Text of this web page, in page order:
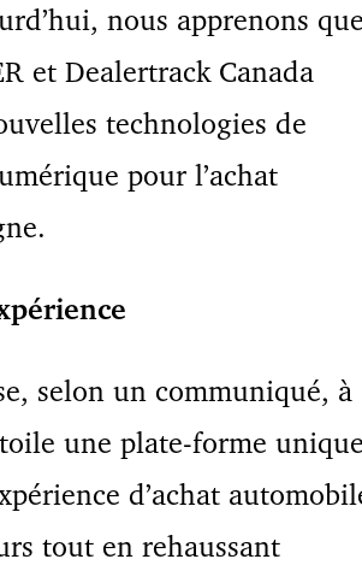
nous apprenons
et Dealertrack Canada
technologies de
pour l’achat
selon un communiqué, à
une plate-forme
d’achat
tout en rehaussant